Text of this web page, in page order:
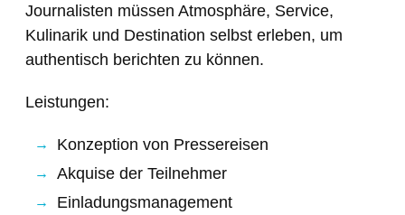
Journalisten müssen Atmosphäre, Service,
Kulinarik und Destination selbst erleben, um
authentisch berichten zu können.
Leistungen:
Konzeption von Pressereisen
Akquise der Teilnehmer
Einladungsmanagement